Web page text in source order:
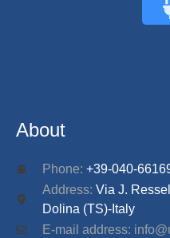
About
Phone: +39-040-
Address: Via J.
Dolina (TS)-Italy
E-mail address: